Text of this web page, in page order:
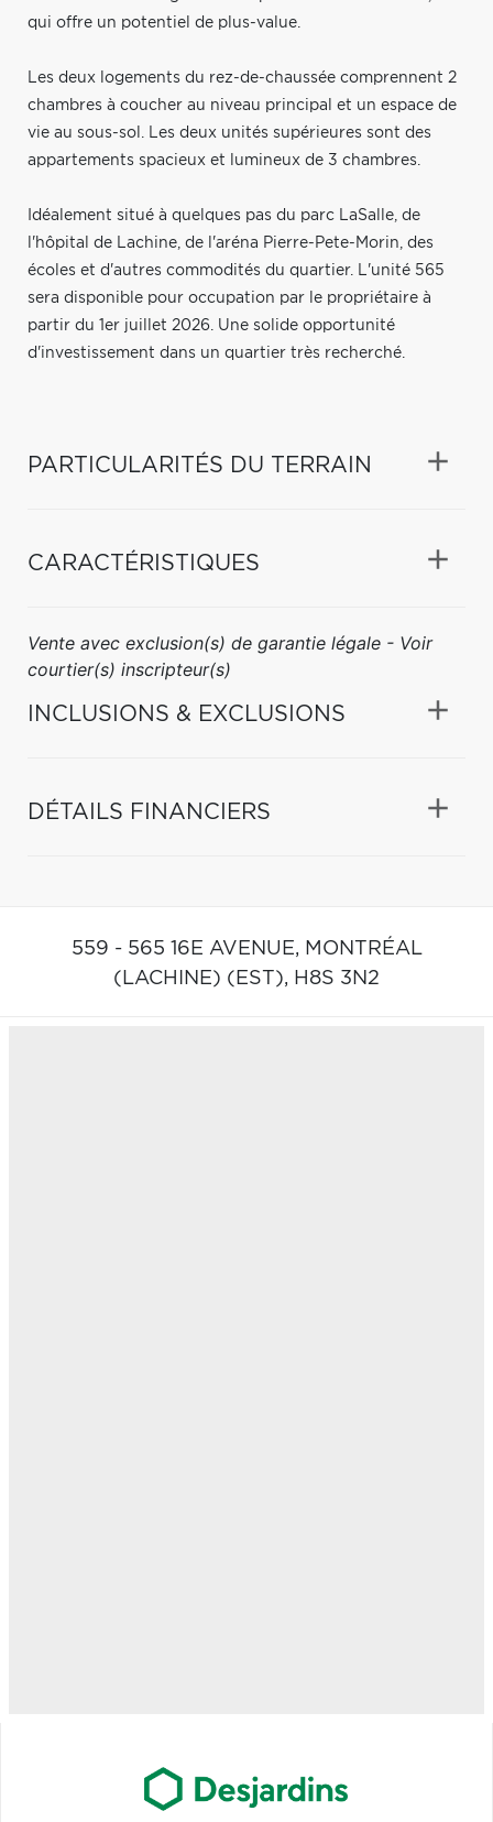
qui offre un potentiel de plus-value.
Les deux logements du rez-de-chaussée comprennent 2
chambres à coucher au niveau principal et un espace de
vie au sous-sol. Les deux unités supérieures sont des
appartements spacieux et lumineux de 3 chambres.
Idéalement situé à quelques pas du parc LaSalle, de
l'hôpital de Lachine, de l'aréna Pierre-Pete-Morin, des
écoles et d'autres commodités du quartier. L'unité 565
sera disponible pour occupation par le propriétaire à
partir du 1er juillet 2026. Une solide opportunité
d'investissement dans un quartier très recherché.
PARTICULARITÉS DU TERRAIN
CARACTÉRISTIQUES
Vente avec exclusion(s) de garantie légale - Voir
courtier(s) inscripteur(s)
INCLUSIONS & EXCLUSIONS
DÉTAILS FINANCIERS
559 - 565 16E AVENUE, MONTRÉAL
(LACHINE) (EST), H8S 3N2